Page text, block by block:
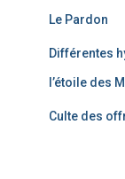
Le Pardon
Différentes
l’étoile des
Culte des